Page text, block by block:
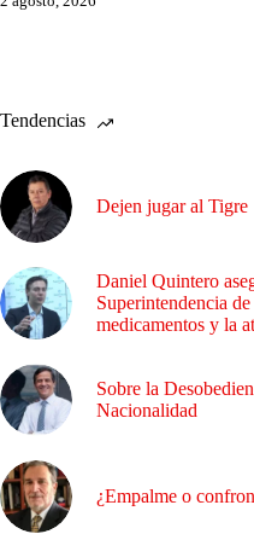
Tendencias
Dejen jugar al Tigre
Daniel Quintero
Superintendencia
medicamentos y la
Sobre la
Nacionalidad
¿Empalme o